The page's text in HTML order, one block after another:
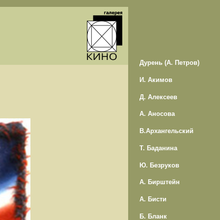
Дурень (А. Петров)
И. Акимов
Д. Алексеев
А. Аносова
В.Архангельский
Т. Баданина
Ю. Безруков
А. Бирштейн
А. Бисти
Б. Бланк